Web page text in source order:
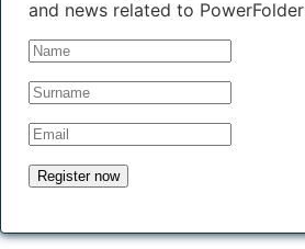
and news related to PowerFolder